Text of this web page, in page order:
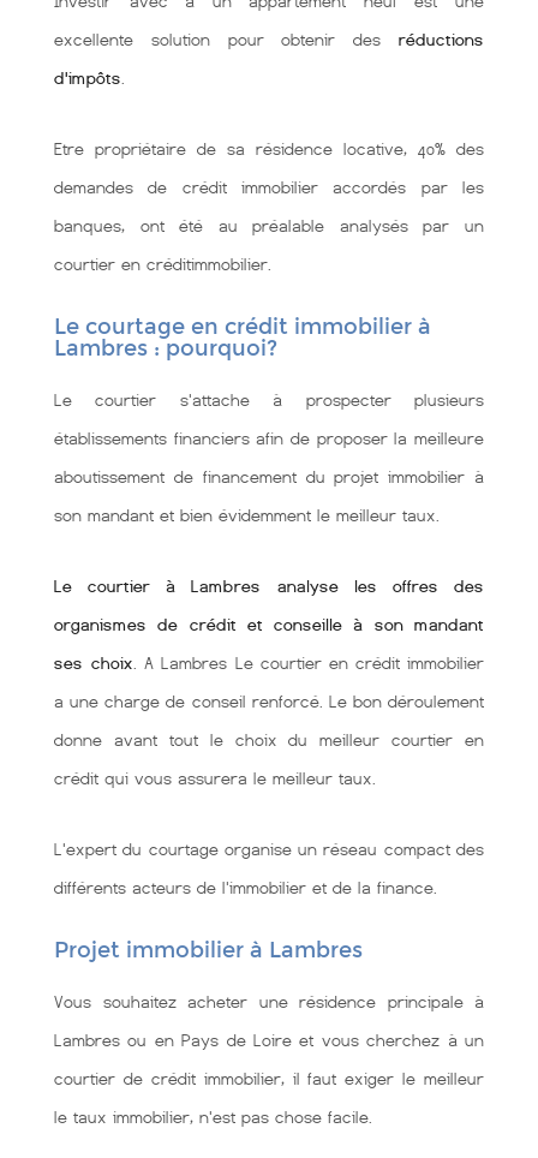
excellente solution pour obtenir des réductions
d'impôts
Etre propriétaire de sa résidence locative, 40% des
demandes de crédit immobilier accordés par les
banques, ont été au préalable analysés par un
courtier en créditimmobilier.
Le courtage en crédit immobilier à
Lambres : pourquoi?
Le courtier s'attache à prospecter plusieurs
établissements financiers afin de proposer la meilleure
aboutissement de financement du projet immobilier à
son mandant et bien évidemment le meilleur taux.
Le courtier à Lambres analyse les offres des
organismes de crédit et conseille à son mandant
ses choix . A Lambres Le courtier en crédit immobilier
a une charge de conseil renforcé. Le bon déroulement
donne avant tout le choix du meilleur courtier en
crédit qui vous assurera le meilleur taux.
L'expert du courtage organise un réseau compact des
différents acteurs de l'immobilier et de la finance.
Projet immobilier à Lambres
Vous souhaitez acheter une résidence principale à
Lambres ou en Pays de Loire et vous cherchez à un
courtier de crédit immobilier, il faut exiger le meilleur
le taux immobilier, n'est pas chose facile.